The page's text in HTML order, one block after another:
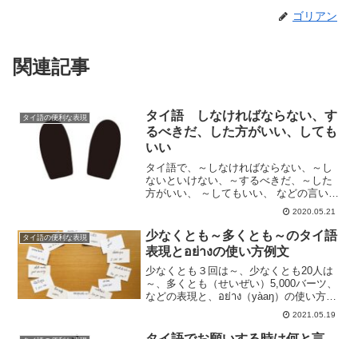
ゴリアン
関連記事
タイ語の便利な表現
タイ語 しなければならない、す
るべきだ、した方がいい、しても
いい
タイ語で、～しなければならない、～し
ないといけない、～するべきだ、～した
方がいい、 ～してもいい、 などの言い方
と、それらを否定文にして～する必要は
無い、するべきでない、しない方がい
い、などの言い方をご紹介します。
2020.05.21
タイ語の便利な表現
少なくとも～多くとも～のタイ語
表現とอย่างの使い方例文
少なくとも３回は～、少なくとも20人は
～、多くとも（せいぜい）5,000バーツ、
などの表現と、อย่าง（yàaŋ）の使い方や
2021.05.19